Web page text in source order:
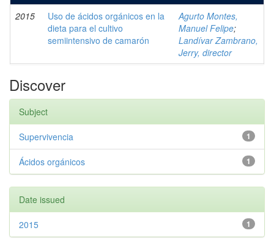
2015
Uso de ácidos orgánicos en la
dieta para el cultivo
semiintensivo de camarón
Agurto Montes,
Manuel Felipe;
Landívar Zambrano,
Jerry, director
Discover
Subject
1
Supervivencia
1
Ácidos orgánicos
Date issued
1
2015